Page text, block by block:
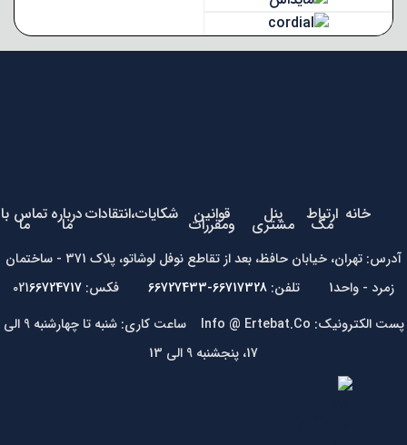
خانه ارتباط
مگ پنل
مشتری قوانین
ومقررات شکایات،انتقاداتدرباره
ما تماس با
ما
آدرس: تهران، خیابان حافظ، بعد از تقاطع نوفل لوشاتو، پلاک 371 - ساختمان
زمرد - واحد1 تلفن:
66717328-66727433 فکس: 021 66724717
پست الکترونیک: Info @ Ertebat.Co ساعت کاری: شنبه تا چهارشنبه 9 الی
17، پنجشنبه 9 الی 13